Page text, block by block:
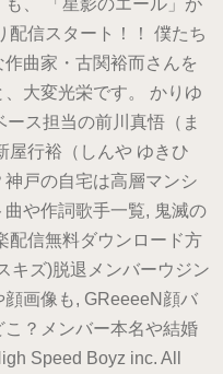
、 「星影のエール」が
配信スタート！！ 僕たち
曲家・古関裕而さんを
大変光栄です。 かりゆ
ス担当の前川真悟（ま
屋行裕（しんや ゆきひ
戸の自宅は高層マンシ
や作詞歌手一覧, 鬼滅の
配信無料ダウンロード方
キズ)脱退メンバーウジン
画像も, GReeeeN顔バ
？メンバー本名や結婚
Speed Boyz inc. All